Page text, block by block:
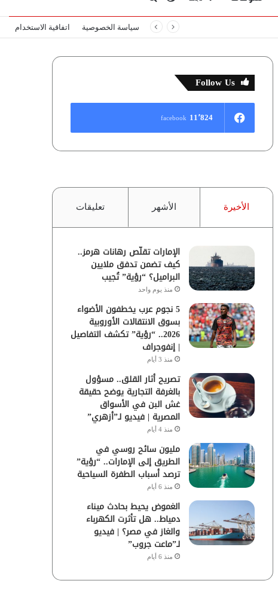
عنالمظلم
سياسة الخصوصية اتفاقية الاستخدام
Follow Us
11٬824 facebook
الأخيرة الأشهر تعليقات
الإمارات تقلّص رهانات هرمز..
كيف تضمن تدفق ملايين
البراميل؟ “رؤية” تُجيب
منذ يوم واحد
5 نجوم عرب يخطفون الأضواء
بسوق الانتقالات الأوروبية
2026.. “رؤية” تكشف التفاصيل
| إنفوجراف
منذ 3 أيام
تصريح أثار القلق.. مسؤول
بالغرفة التجارية يوضح حقيقة
غش البن في الأسواق
المصرية | فيديو لـ”أزهري”
منذ 4 أيام
مليون سائح روسي في
الطريق إلى الإمارات.. “رؤية”
ترصد أسباب الطفرة السياحية
منذ 6 أيام
الغموض يحيط بحادث ميناء
دمياط.. هل تأثرت الكهرباء
والغاز في مصر؟ | فيديو
لـ”ماعت جروب”
منذ 6 أيام